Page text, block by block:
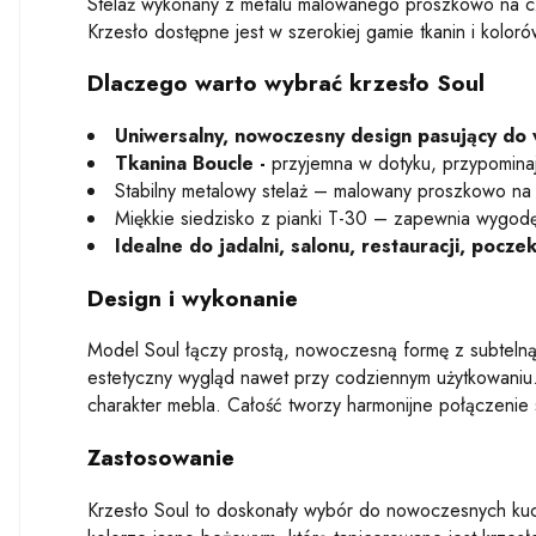
Krzesło dostępne jest w szerokiej gamie tkanin i
Dlaczego warto wybrać krzesło Soul
Uniwersalny, nowoczesny design pasujący
Tkanina Boucle - przyjemna w dotyku,
Stabilny metalowy stelaż – malowany proszkowo
Miękkie siedzisko z pianki T-30 – zapewnia
Idealne do jadalni, salonu, restauracji,
Design i wykonanie
Model Soul łączy prostą, nowoczesną formę z
estetyczny wygląd nawet przy codziennym
charakter mebla. Całość tworzy harmonijne
Zastosowanie
Krzesło Soul to doskonały wybór do nowoczesnych